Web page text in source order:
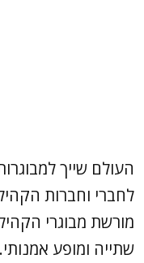
העולם שייך
לחברי וחברות
מורשת מבוגרי
שתייה ומופע אמנותי.